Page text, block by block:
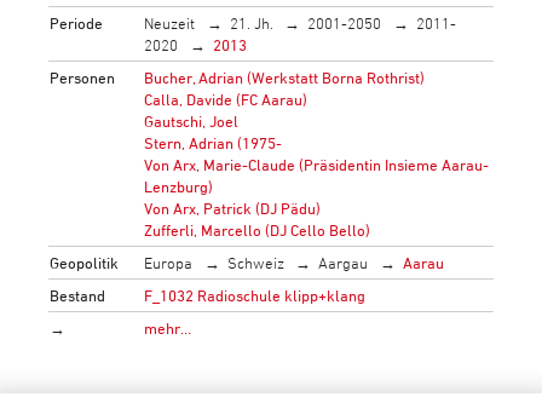
Periode
Neuzeit 21. Jh. 2001-2050
2011-
2020
2013
Personen
Bucher, Adrian (Werkstatt Borna Rothrist)
Calla, Davide (FC Aarau)
Gautschi, Joel
Stern, Adrian (1975-
Von Arx, Marie-Claude (Präsidentin Insieme Aarau-
Lenzburg)
Von Arx, Patrick (DJ Pädu)
Zufferli, Marcello (DJ Cello Bello)
Geopolitik
Europa Schweiz Aargau
Aarau
Bestand
F_1032 Radioschule klipp+klang
→
mehr…